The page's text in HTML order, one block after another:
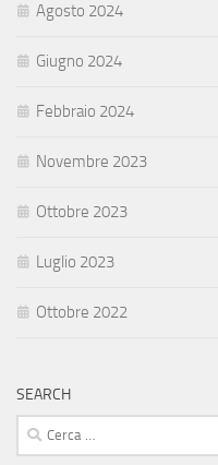
Agosto 2024
Giugno 2024
Febbraio 2024
Novembre 2023
Ottobre 2023
Luglio 2023
Ottobre 2022
SEARCH
Ricerca
per: